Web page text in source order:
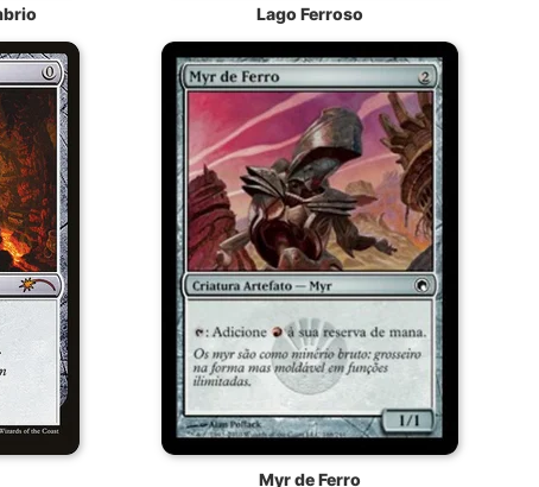
Lago Ferroso
Myr de Ferro